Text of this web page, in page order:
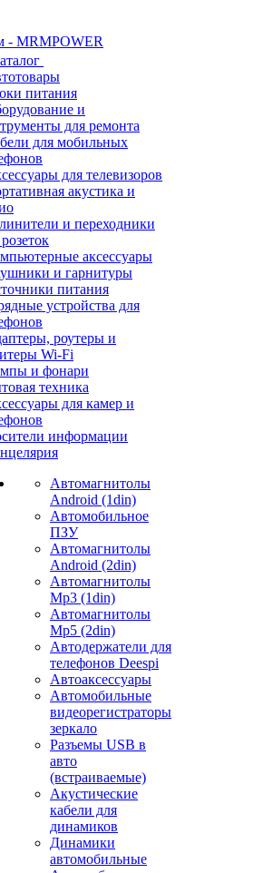
питания
и
для ремонта
для мобильных
для телевизоров
акустика и
и переходники
аксессуары
и гарнитуры
питания
устройства для
роутеры и
Wi-Fi
и фонари
техника
для камер и
информации
Автомагнитолы
Android (1din)
Автомобильное
ПЗУ
Автомагнитолы
Android (2din)
Автомагнитолы
Mp3 (1din)
Автомагнитолы
Mp5 (2din)
Автодержатели для
телефонов Deespi
Автоаксессуары
Автомобильные
видеорегистраторы
зеркало
Разъемы USB в
авто
(встраиваемые)
Акустические
кабели для
динамиков
Динамики
автомобильные